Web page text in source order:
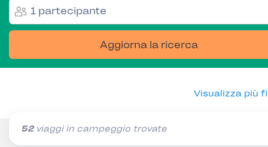
1 partecipante
Aggiorna la ricerca
Visualizza più
52viaggi in campeggio trovate